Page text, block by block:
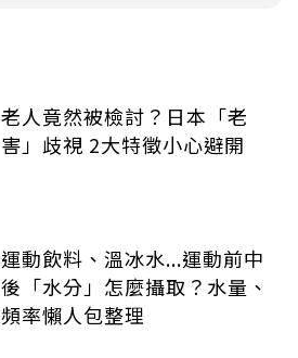
老人竟然被檢討？日本「老
害」歧視 2大特徵小心避開
運動飲料、溫冰水...運動前中
後「水分」怎麼攝取？水量、
頻率懶人包整理